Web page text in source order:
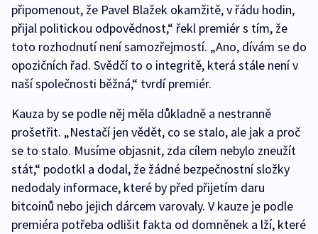
připomenout, že Pavel Blažek okamžitě, v řádu hodin,
přijal politickou odpovědnost,“ řekl premiér s tím, že
toto rozhodnutí není samozřejmostí. „Ano, dívám se do
opozičních řad. Svědčí to o integritě, která stále není v
naší společnosti běžná,“ tvrdí premiér.
Kauza by se podle něj měla důkladně a nestranně
prošetřit. „Nestačí jen vědět, co se stalo, ale jak a proč
se to stalo. Musíme objasnit, zda cílem nebylo zneužít
stát,“ podotkl a dodal, že žádné bezpečnostní složky
nedodaly informace, které by před přijetím daru
bitcoinů nebo jejich dárcem varovaly. V kauze je podle
premiéra potřeba odlišit fakta od domněnek a lží, které